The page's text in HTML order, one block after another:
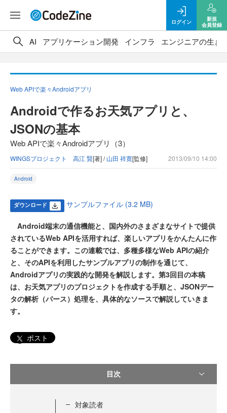
ログイン
新規
会員登録
AI アプリケーション開発 インフラ エンジニアの生き
Web APIで楽々Androidアプリ
Androidで作るお天気アプリと、
JSONの基本
Web APIで楽々Androidアプリ（3）
WINGSプロジェクト 高江 賢[著] /山田 祥寛[監修] 2013/09/10 14:00
Android
ダウンロード サンプルファイル (3.2 MB)
Android端末の通信機能と、国内外のさまざまなサイトで提供
されているWeb APIを活用すれば、楽しいアプリをかんたんに作
ることができます。この連載では、多種多様なWeb APIの紹介
と、そのAPIを利用したサンプルアプリの制作を通じて、
Androidアプリの実践的な開発を解説します。第3回目の本稿
は、お天気アプリのプロジェクトを作成する手順と、JSONデー
タの解析（パース）処理を、具体的なソースで解説していきま
す。
ポスト
目次
対象読者